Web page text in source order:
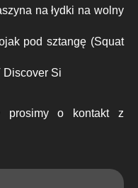
na łydki na wolny
pod sztangę (Squat
Discover Si
prosimy o kontakt z